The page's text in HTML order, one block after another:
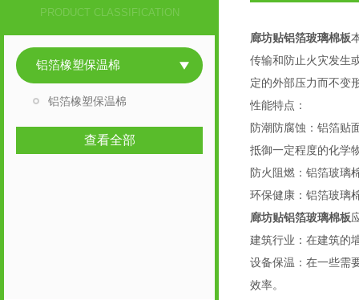
PRODUCT CLASSIFICATION
铝箔橡塑保温棉
铝箔橡塑保温棉
查看全部
廊坊贴铝箔玻璃棉板
传输和防止火灾发生
定的外部压力而不变
性能特点：
防潮防腐蚀：铝箔贴
抵御一定程度的化学
防火阻燃：铝箔玻璃
环保健康：铝箔玻璃
廊坊贴铝箔玻璃棉板
建筑行业：在建筑的
设备保温：在一些需
效率。